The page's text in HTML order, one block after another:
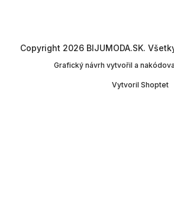
Vytvoril Shoptet
Copyright 2026 BIJUMODA.SK.
Grafický návrh vytvořil a